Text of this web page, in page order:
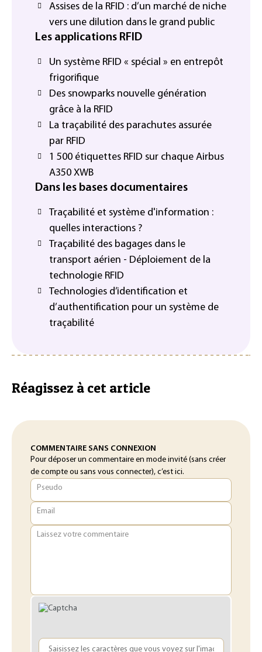
Assises de la RFID : d’un marché de niche
vers une dilution dans le grand public
Les applications RFID
Un système RFID « spécial » en entrepôt
frigorifique
Des snowparks nouvelle génération
grâce à la RFID
La traçabilité des parachutes assurée
par RFID
1 500 étiquettes RFID sur chaque Airbus
A350 XWB
Dans les bases documentaires
Traçabilité et système d'information :
quelles interactions ?
Traçabilité des bagages dans le
transport aérien - Déploiement de la
technologie RFID
Technologies d’identification et
d’authentification pour un système de
traçabilité
Réagissez à cet article
COMMENTAIRE SANS CONNEXION
Pour déposer un commentaire en mode invité (sans créer
de compte ou sans vous connecter), c’est ici.
Pseudo
Email
Laissez votre commentaire